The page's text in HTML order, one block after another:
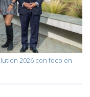
2026 con foco en